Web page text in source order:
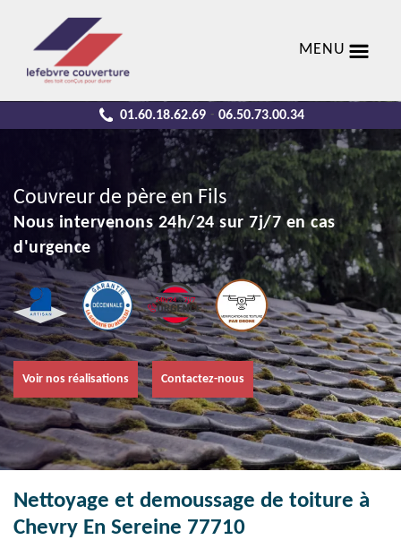
MENU
01.60.18.62.69 - 06.50.73.00.34
Couvreur de père en Fils
Nous intervenons 24h/24 sur 7j/7 en cas
d'urgence
Voir nos réalisations Contactez-nous
Nettoyage et demoussage de toiture à
Chevry En Sereine 77710